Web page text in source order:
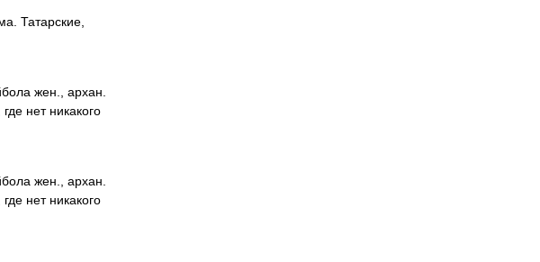
Татарские,
жен., архан.
нет никакого
жен., архан.
нет никакого